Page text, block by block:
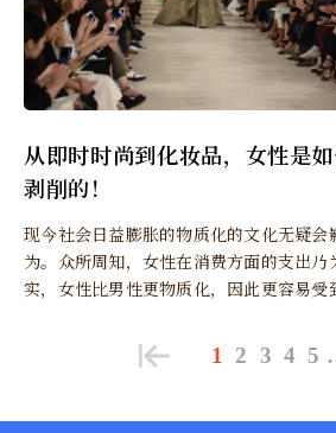
从即时时尚到化妆品，女性是
剥削的！
现今社会日益膨胀的物质化的文化无疑
为。众所周知，女性在消费方面的支出
实，女性比男性更物质化，因此更容易受
1 2 3 4 5